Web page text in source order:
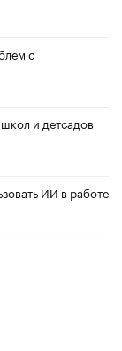
с
и детсадов
ИИ в работе